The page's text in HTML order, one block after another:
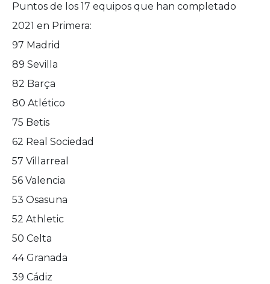
Puntos de los 17 equipos que han completado
2021 en Primera:
97 Madrid
89 Sevilla
82 Barça
80 Atlético
75 Betis
62 Real Sociedad
57 Villarreal
56 Valencia
53 Osasuna
52 Athletic
50 Celta
44 Granada
39 Cádiz